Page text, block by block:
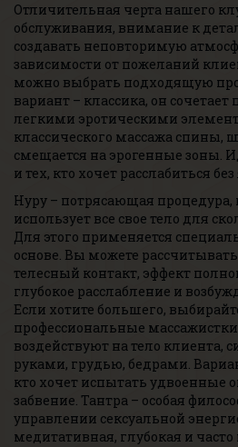
Отличительная черта нашего
обслуживания, внимание к
создавать неповторимую
зависимости от пожеланий
можно выбрать подходящую
вариант – классика, он сочетает
легкими эротическими
классического массажа спины,
смещается на эрогенные зоны.
и тех, кто хочет расслабиться
Нуру – потрясающая процедура,
использует все свое тело для
Для этого применяется
основе. Вы можете
телесный контакт, эффект
глубокое расслабление и
Если хотите большего,
профессиональные
воздействуют на тело клиента,
руками, грудью, бедрами.
кто хочет испытать удвоенные
забвение. Тантра – особая
управлении сексуальной
медитативная, глубокая и